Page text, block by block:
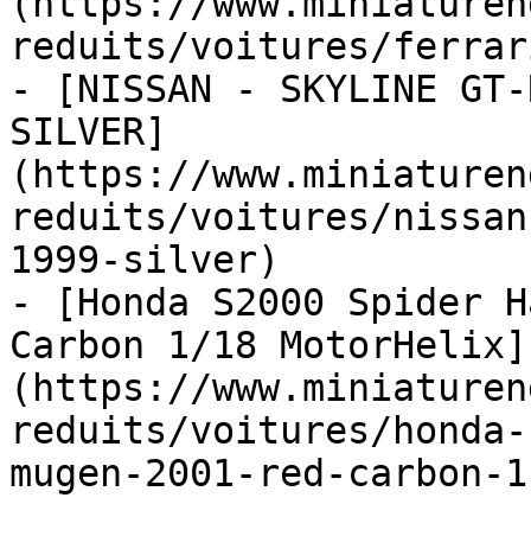
reduits/voitures/
- [NISSAN - SKYLINE
SILVER]
(https://
reduits/voitures/
1999-silver)
- [Honda S2000 Spider
Carbon 1/18 MotorHelix]
(https://
reduits/voitures/
mugen-2001-red-